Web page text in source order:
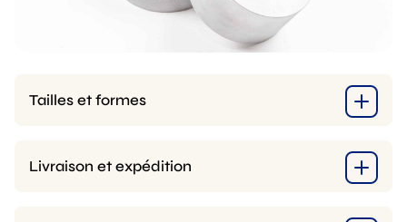
Tailles et formes
Livraison et expédition